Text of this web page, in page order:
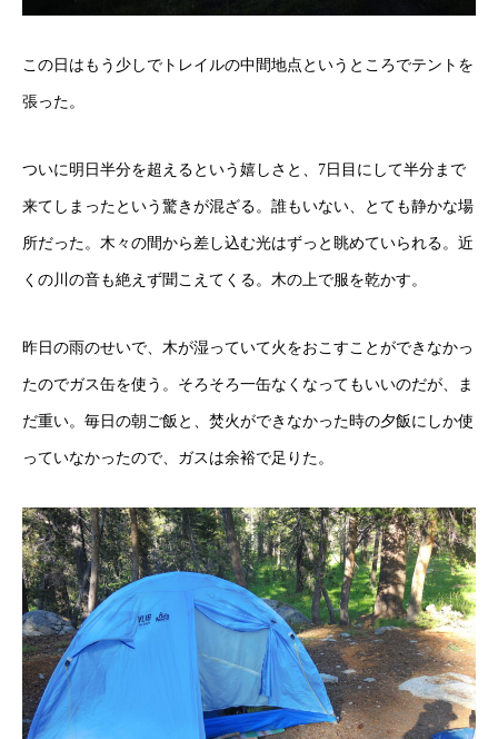
この日はもう少しでトレイルの中間地点というところでテントを
張った。
ついに明日半分を超えるという嬉しさと、7日目にして半分まで
来てしまったという驚きが混ざる。誰もいない、とても静かな場
所だった。 木々の間から差し込む光はずっと眺めていられる。近
くの川の音も絶えず聞こえてくる。木の上で服を乾かす。
昨日の雨のせいで、木が湿っていて火をおこすことができなかっ
たのでガス缶を使う。そろそろ一缶なくなってもいいのだが、ま
だ重い。 毎日の朝ご飯と、焚火ができなかった時の夕飯にしか使
っていなかったので、ガスは余裕で足りた。